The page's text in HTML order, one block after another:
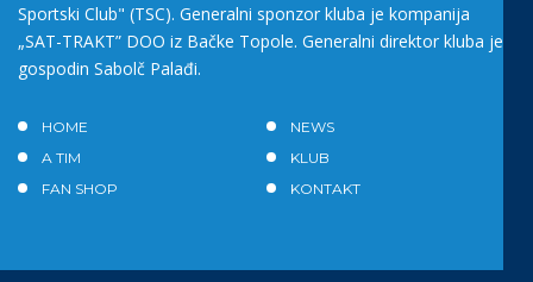
Sportski Club" (TSC). Generalni sponzor kluba je kompanija
„SAT-TRAKT” DOO iz Bačke Topole. Generalni direktor kluba je
gospodin Sabolč Palađi.
HOME
NEWS
A TIM
KLUB
FAN SHOP
KONTAKT